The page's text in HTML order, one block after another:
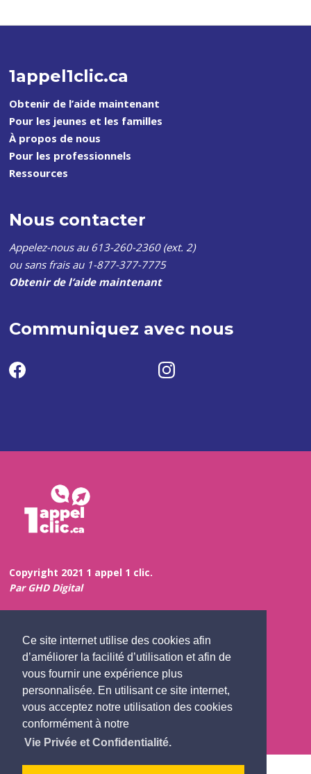
Ce site internet utilise des cookies afin
d’améliorer la facilité d’utilisation et afin de
vous fournir une expérience plus
personnalisée. En utilisant ce site internet,
vous acceptez notre utilisation des cookies
conformément à notre
Vie Privée et Confidentialité.
1appel1clic.ca
Obtenir de l’aide maintenant
Pour les jeunes et les familles
À propos de nous
Pour les professionnels
Ressources
Nous contacter
Appelez-nous au 613-260-2360 (ext. 2)
ou sans frais au 1-877-377-7775
Obtenir de l’aide maintenant
Communiquez avec nous
Copyright 2021 1 appel 1 clic.
Par GHD Digital
Clause de non-responsabilité
Vie privée et confidentialité
Évaluations de site Web
Contact us